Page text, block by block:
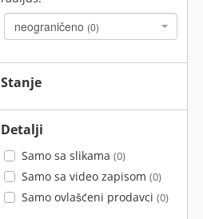
neograničeno (0)
Stanje
Detalji
Samo sa slikama (0)
Samo sa video zapisom (0)
Samo ovlašćeni prodavci (0)